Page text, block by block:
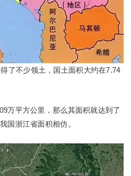
了不少领土，国土面积大约在7.74
万平方公里，那么其面积就达到了
国浙江省面积相仿。